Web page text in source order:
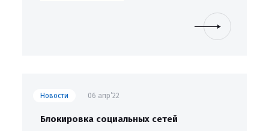
Новости 06 апр’22
Блокировка социальных сетей